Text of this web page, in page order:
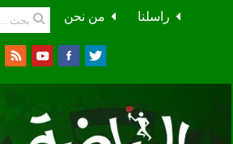
من نحن راسلنا